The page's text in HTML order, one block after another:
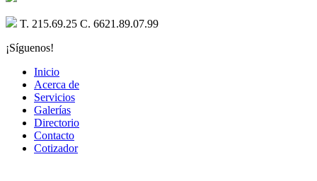
T. 215.69.25 C. 6621.89.07.99
¡Síguenos!
Inicio
Acerca de
Servicios
Galerías
Directorio
Contacto
Cotizador